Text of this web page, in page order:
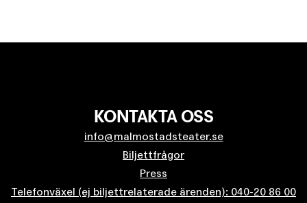
KONTAKTA OSS
info@malmostadsteater.se
Biljettfrågor
Press
Telefonväxel (ej biljettrelaterade ärenden): 040-20 86 00